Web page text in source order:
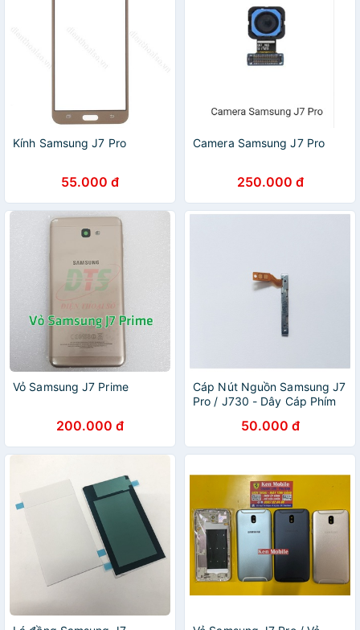
Kính Samsung J7 Pro
55.000 đ
Camera Samsung J7 Pro
250.000 đ
Vỏ Samsung J7 Prime
200.000 đ
Cáp Nút Nguồn Samsung J7
Pro / J730 - Dây Cáp Phím
50.000 đ